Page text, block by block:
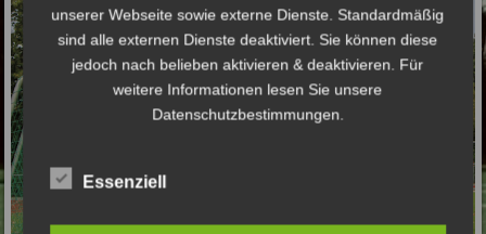
unserer Webseite sowie externe Dienste. Standardmäßig
sind alle externen Dienste deaktiviert. Sie können diese
jedoch nach belieben aktivieren & deaktivieren. Für
weitere Informationen lesen Sie unsere
Datenschutzbestimmungen.
Essenziell